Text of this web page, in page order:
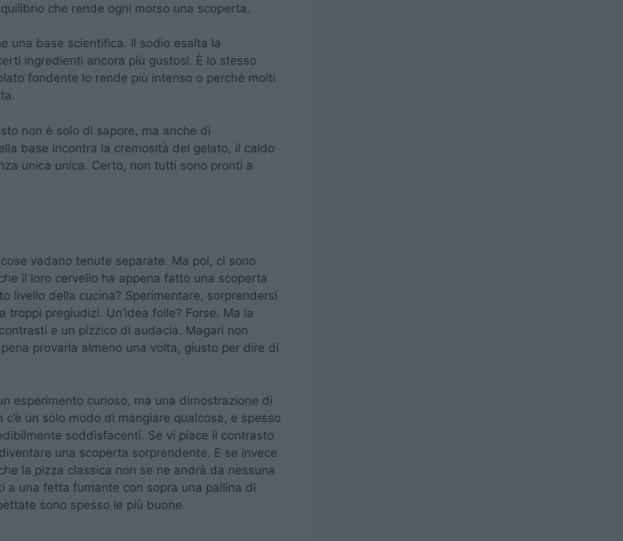
che rende ogni morso una scoperta.
una base scientifica. Il sodio esalta la
ingredienti ancora più gustosi. È lo stesso
fondente lo rende più intenso o perché molti
non è solo di sapore, ma anche di
base incontra la cremosità del gelato, il caldo
unica unica. Certo, non tutti sono pronti a
vadano tenute separate. Ma poi, ci sono
il loro cervello ha appena fatto una scoperta
livello della cucina? Sperimentare, sorprendersi
pregiudizi. Un’idea folle? Forse. Ma la
e un pizzico di audacia. Magari non
provarla almeno una volta, giusto per dire di
esperimento curioso, ma una dimostrazione di
un solo modo di mangiare qualcosa, e spesso
soddisfacenti. Se vi piace il contrasto
una scoperta sorprendente. E se invece
la pizza classica non se ne andrà da nessuna
a una fetta fumante con sopra una pallina di
sono spesso le più buone.